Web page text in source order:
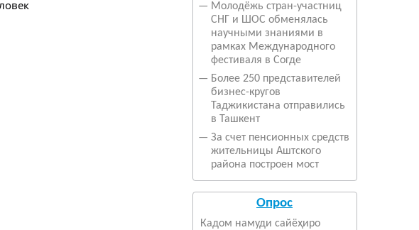
— Молодёжь стран-участниц
СНГ и ШОС обменялась
научными знаниями в
рамках Международного
фестиваля в Согде
— Более 250 представителей
бизнес-кругов
Таджикистана отправились
в Ташкент
— За счет пенсионных средств
жительницы Аштского
района построен мост
Опрос
Кадом намуди сайёҳиро